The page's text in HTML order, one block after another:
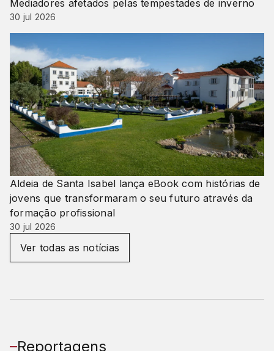
Mediadores afetados pelas tempestades de inverno
30 jul 2026
Aldeia de Santa Isabel lança eBook com histórias de
jovens que transformaram o seu futuro através da
formação profissional
30 jul 2026
Ver todas as notícias
Reportagens